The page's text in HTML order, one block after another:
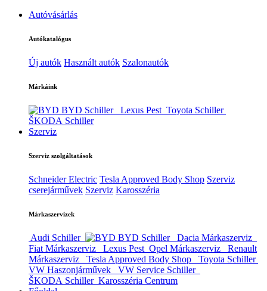
Autóvásárlás
Autókatalógus
Új autók Használt autók Szalonautók
Márkáink
BYD Schiller Lexus Pest Toyota Schiller
ŠKODA Schiller
Szerviz
Szerviz szolgáltatások
Schneider Electric Tesla Approved Body Shop Szerviz
cserejárművek Szerviz Karosszéria
Márkaszervizek
Audi Schiller BYD Schiller
Dacia Márkaszerviz
Fiat Márkaszerviz
Lexus Pest Opel Márkaszerviz
Renault
Márkaszerviz
Tesla Approved Body Shop
Toyota Schiller
VW Haszonjárművek
VW Service Schiller
ŠKODA Schiller Karosszéria Centrum